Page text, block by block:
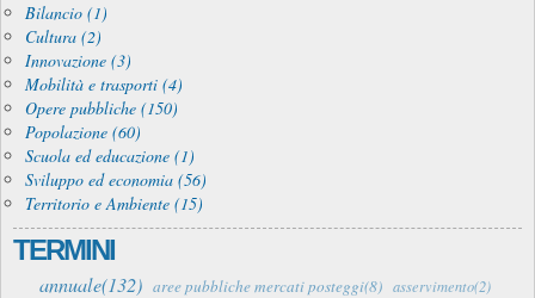
Bilancio (1)
Cultura (2)
Innovazione (3)
Mobilità e trasporti (4)
Opere pubbliche (150)
Popolazione (60)
Scuola ed educazione (1)
Sviluppo ed economia (56)
Territorio e Ambiente (15)
TERMINI
annuale(132) aree pubbliche mercati posteggi(8) asservimento(2)